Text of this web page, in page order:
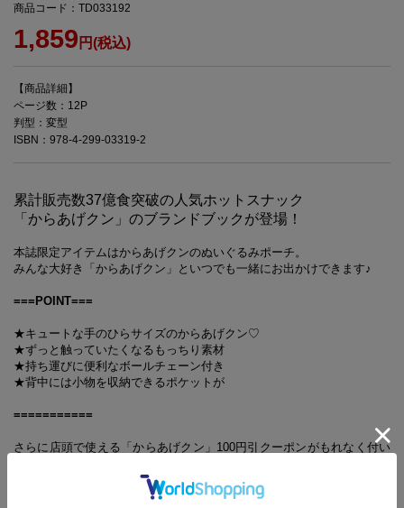
商品コード：TD033192
1,859 円(税込)
【商品詳細】
ページ数：12P
判型：変型
ISBN：978-4-299-03319-2
累計販売数37億食突破の人気ホットスナック
「からあげクン」のブランドブックが登場！
本誌限定アイテムはからあげクンのぬいぐるみポーチ。
みんな大好き「からあげクン」といつでも一緒にお出かけできます♪
===POINT===
★キュートな手のひらサイズのからあげクン♡
★ずっと触っていたくなるもっちり素材
★持ち運びに便利なボールチェーン付き
★背中には小物を収納できるポケットが
===========
さらに店頭で使える「からあげクン」100円引クーポンがもれなく付い
誌面ではからあげクンのヒミツやアレンジレシピの紹介など、からあげ